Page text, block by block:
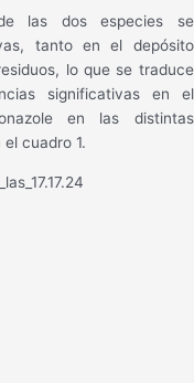
las dos especies se
tanto en el depósito
lo que se traduce
significativas en el
en las distintas
cuadro 1.